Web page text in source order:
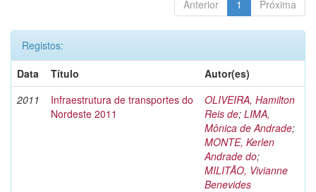
Anterior 1 Próxima
Registos:
Data
Título
Autor(es)
2011
Infraestrutura de transportes do
Nordeste 2011
OLIVEIRA, Hamilton
Reis de; LIMA,
Mônica de Andrade;
MONTE, Kerlen
Andrade do;
MILITÃO, Vivianne
Benevides